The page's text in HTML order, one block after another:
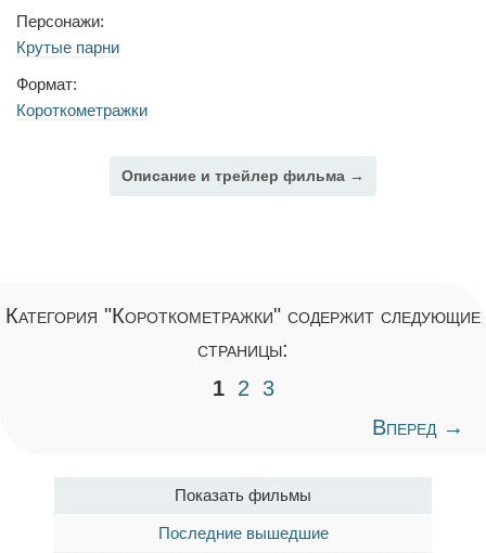
Персонажи:
Крутые парни
Формат:
Короткометражки
Описание и трейлер фильма →
Категория "Короткометражки" содержит следующие
страницы:
1
2
3
Вперед →
Показать фильмы
Последние вышедшие